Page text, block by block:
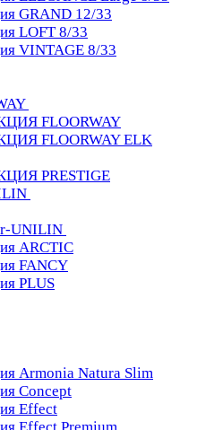
GRAND 12/33
LOFT 8/33
VINTAGE 8/33
FLOORWAY
FLOORWAY ELK
PRESTIGE
UNILIN
ARCTIС
FANCY
PLUS
Armonia Natura Slim
Concept
Effect